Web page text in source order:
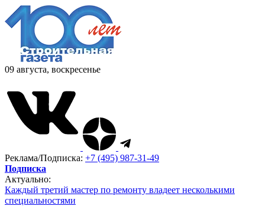
09 августа, воскресенье
Реклама/Подписка: +7 (495) 987-31-49
Подписка
Актуально:
Каждый третий мастер по ремонту владеет несколькими
специальностями